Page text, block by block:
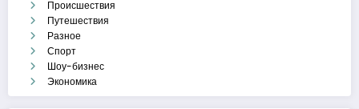
Происшествия
Путешествия
Разное
Спорт
Шоу-бизнес
Экономика